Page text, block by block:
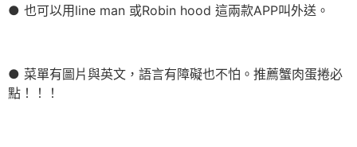
● 也可以用line man 或Robin hood 這兩款APP叫外送。
● 菜單有圖片與英文，語言有障礙也不怕。推薦蟹肉蛋捲必
點！！！